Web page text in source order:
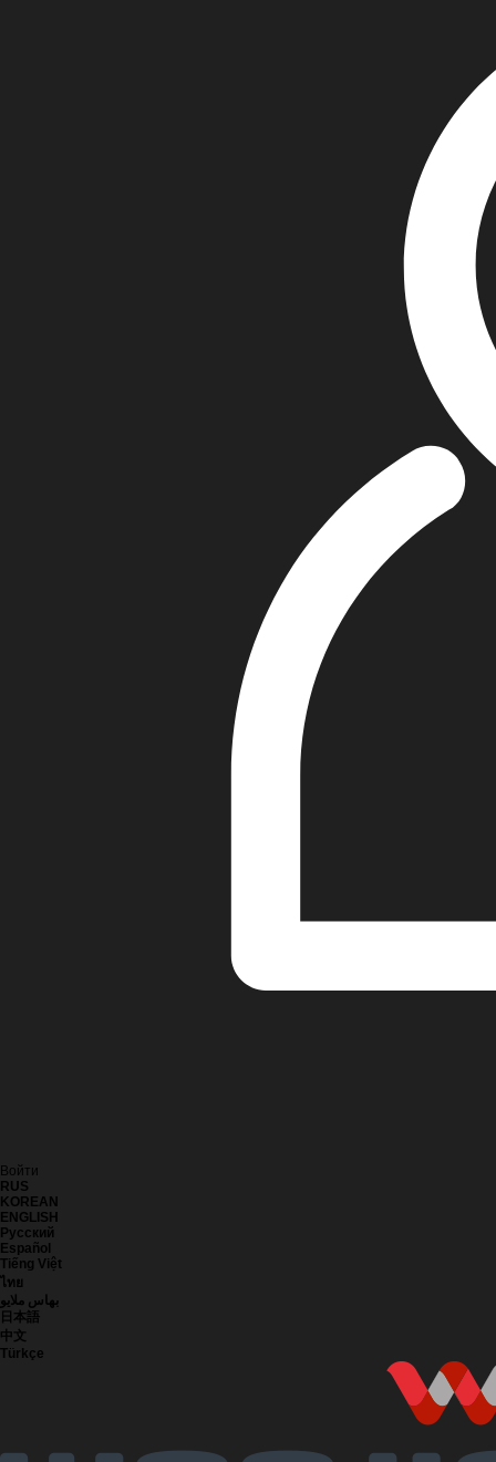
Войти
RUS
KOREAN
ENGLISH
Русский
Español
Tiếng Việt
ไทย
بهاس ملايو
日本語
中文
Türkçe